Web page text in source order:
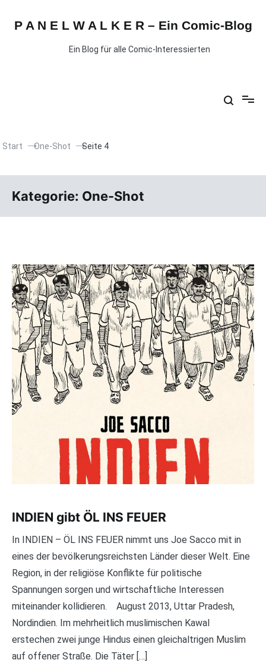
P A N E L W A L K E R – Ein Comic-Blog
Ein Blog für alle Comic-Interessierten
Start One-Shot Seite 4
Kategorie: One-Shot
INDIEN gibt ÖL INS FEUER
In INDIEN – ÖL INS FEUER nimmt uns Joe Sacco mit in
eines der bevölkerungsreichsten Länder dieser Welt. Eine
Region, in der religiöse Konflikte für politische
Spannungen sorgen und wirtschaftliche Interessen
miteinander kollidieren. August 2013, Uttar Pradesh,
Nordindien. Im mehrheitlich muslimischen Kawal
erstechen zwei junge Hindus einen gleichaltrigen Muslim
auf offener Straße. Die Täter […]